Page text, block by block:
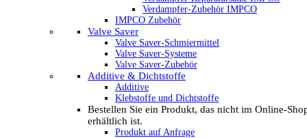
Verdampfer-Zubehör IMPCO
IMPCO Zubehör
Valve Saver
Valve Saver-Schmiermittel
Valve Saver-Systeme
Valve Saver-Zubehör
Additive & Dichtstoffe
Additive
Klebstoffe und Dichtstoffe
Bestellen Sie ein Produkt, das nicht im Online-
erhältlich ist.
Produkt auf Anfrage